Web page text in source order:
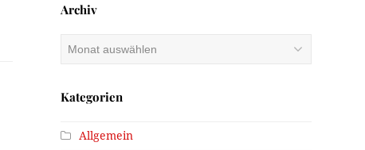
Archiv
Kategorien
Allgemein